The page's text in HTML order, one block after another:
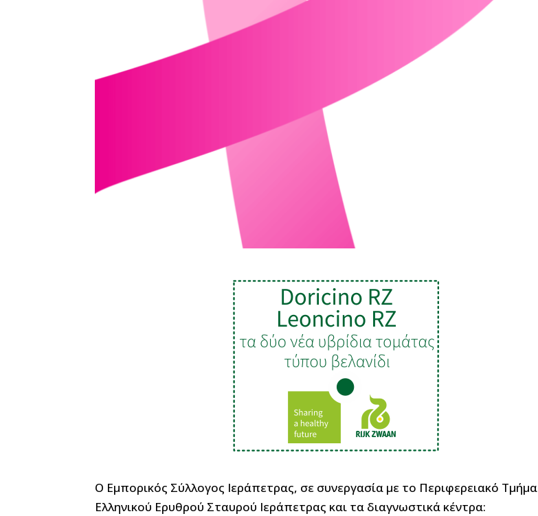
Ο Εμπορικός Σύλλογος Ιεράπετρας, σε συνεργασία με το Περιφερειακό Τμήμα
Ελληνικού Ερυθρού Σταυρού Ιεράπετρας και τα διαγνωστικά κέντρα: